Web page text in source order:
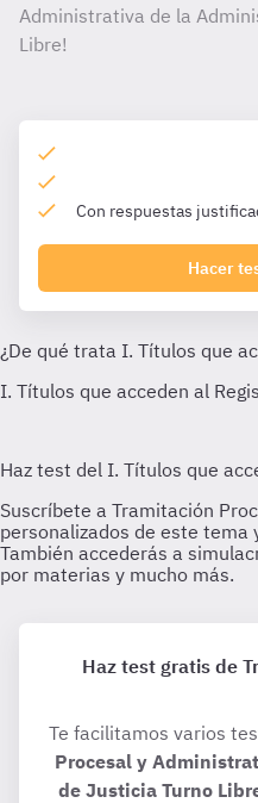
Administrativa de la
Libre!
Con respuestas
Hacer
Haz test gratis de
Te facilitamos varios
Procesal y
de Justicia Turno